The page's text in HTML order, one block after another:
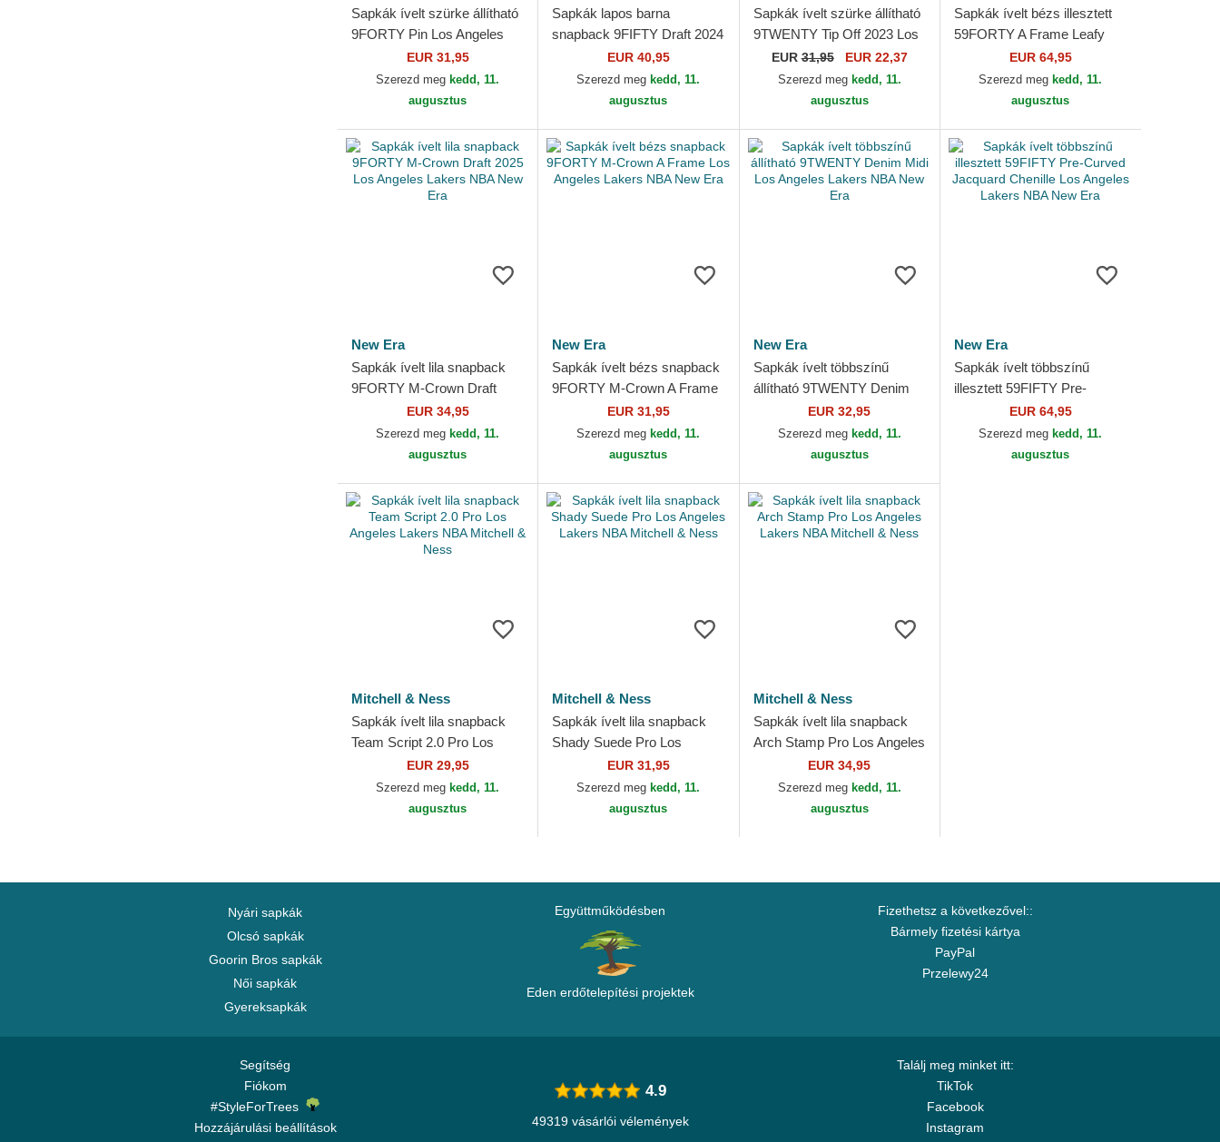
Sapkák ívelt szürke állítható
9FORTY Pin Los Angeles
Lakers NBA New Era
EUR 31,95
Szerezd meg kedd, 11.
augusztus
Sapkák lapos barna
snapback 9FIFTY Draft 2024
Los Angeles Lakers NBA
New Era
EUR 40,95
Szerezd meg kedd, 11.
augusztus
Sapkák ívelt szürke állítható
9TWENTY Tip Off 2023 Los
Angeles Lakers NBA New
EUR31,95 EUR 22,37
Szerezd meg kedd, 11.
augusztus
Sapkák ívelt bézs illesztett
59FORTY A Frame Leafy
Palm Los Angeles Lakers
NBA New Era
EUR 64,95
Szerezd meg kedd, 11.
augusztus
New Era
Sapkák ívelt lila snapback
9FORTY M-Crown Draft
2025 Los Angeles Lakers
NBA New Era
EUR 34,95
Szerezd meg kedd, 11.
augusztus
New Era
Sapkák ívelt bézs snapback
9FORTY M-Crown A Frame
Los Angeles Lakers NBA
New Era
EUR 31,95
Szerezd meg kedd, 11.
augusztus
New Era
Sapkák ívelt többszínű
állítható 9TWENTY Denim
Midi Los Angeles Lakers
NBA New Era
EUR 32,95
Szerezd meg kedd, 11.
augusztus
New Era
Sapkák ívelt többszínű
illesztett 59FIFTY Pre-
Curved Jacquard Chenille
Los Angeles Lakers NBA
EUR 64,95
Szerezd meg kedd, 11.
augusztus
Mitchell & Ness
Sapkák ívelt lila snapback
Team Script 2.0 Pro Los
Angeles Lakers NBA Mitchell
& Ness
EUR 29,95
Szerezd meg kedd, 11.
augusztus
Mitchell & Ness
Sapkák ívelt lila snapback
Shady Suede Pro Los
Angeles Lakers NBA Mitchell
& Ness
EUR 31,95
Szerezd meg kedd, 11.
augusztus
Mitchell & Ness
Sapkák ívelt lila snapback
Arch Stamp Pro Los Angeles
Lakers NBA Mitchell & Ness
EUR 34,95
Szerezd meg kedd, 11.
augusztus
Nyári sapkák
Olcsó sapkák
Goorin Bros sapkák
Női sapkák
Gyereksapkák
Együttműködésben
Eden erdőtelepítési projektek
Fizethetsz a következővel::
Bármely fizetési kártya
PayPal
Przelewy24
Segítség
Fiókom
#StyleForTrees
Hozzájárulási beállítások
Találj meg minket itt:
TikTok
Facebook
Instagram
4.9
49319 vásárlói vélemények